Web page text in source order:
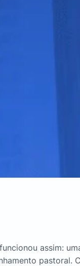
assim:
pastoral.